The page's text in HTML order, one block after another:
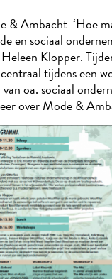
& Ambacht ‘Hoe
en sociaal
Heleen Klopper.
tijdens een
oa. sociaal
over Mode &